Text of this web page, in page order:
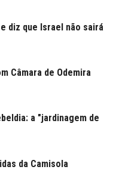
diz que Israel não sairá
Câmara de Odemira
a "jardinagem de
da Camisola